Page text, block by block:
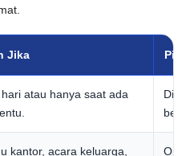
Jika
atau hanya saat ada
kantor, acara keluarga,